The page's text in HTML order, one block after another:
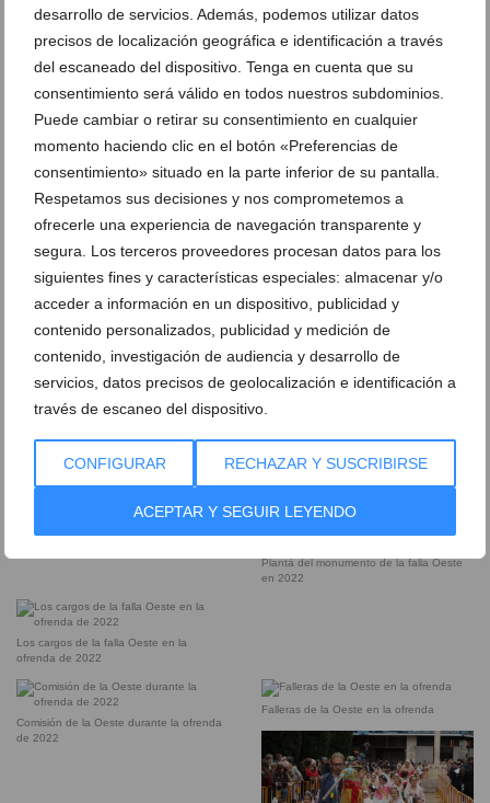
desarrollo de servicios. Además, podemos utilizar datos
precisos de localización geográfica e identificación a través
del escaneado del dispositivo. Tenga en cuenta que su
consentimiento será válido en todos nuestros subdominios.
Puede cambiar o retirar su consentimiento en cualquier
momento haciendo clic en el botón «Preferencias de
consentimiento» situado en la parte inferior de su pantalla.
Respetamos sus decisiones y nos comprometemos a
ofrecerle una experiencia de navegación transparente y
segura. Los terceros proveedores procesan datos para los
siguientes fines y características especiales: almacenar y/o
acceder a información en un dispositivo, publicidad y
contenido personalizados, publicidad y medición de
contenido, investigación de audiencia y desarrollo de
servicios, datos precisos de geolocalización e identificación a
través de escaneo del dispositivo.
CONFIGURAR RECHAZAR Y SUSCRIBIRSE
ACEPTAR Y SEGUIR LEYENDO
premio de 2022
2022
Monumento infantil de la falla Oeste de
día de 2022
Monumento de la falla Oeste de 2022 de
día
Monumento infantil de la falla Oeste de
2022 de noche
Monumento de la falla Oeste de 2022 de
noche
Nit d’Albades de 2022 en la falla Oeste
Falleros de la Oeste durante la Nit
d’Albades de 2022
Entrega de premios infantiles a la falla
Los cargos infantiles de la Oeste de 2022
celebran su premio
Comisión de la Oeste durante la plantà
Plantà del monumento de la falla Oeste
en 2022
Los cargos de la falla Oeste en la
ofrenda de 2022
Comisión de la Oeste durante la ofrenda
de 2022
Falleras de la Oeste en la ofrenda